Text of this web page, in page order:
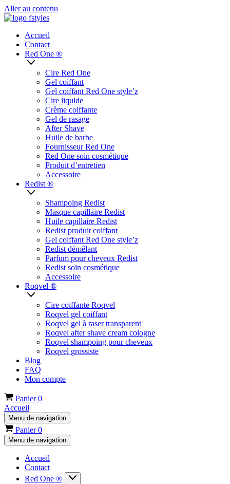
Aller au contenu
Accueil
Contact
Red One ®
Cire Red One
Gel coiffant
Gel coiffant Red One style’z
Cire liquide
Crème coiffante
Gel de rasage
After Shave
Huile de barbe
Fournisseur Red One
Red One soin cosmétique
Produit d’entretien
Accessoire
Redist ®
Shampoing Redist
Masque capillaire Redist
Huile capillaire Redist
Redist produit coiffant
Gel coiffant Red One style’z
Redist démêlant
Parfum pour cheveux Redist
Redist soin cosmétique
Accessoire
Roqvel ®
Cire coiffante Roqvel
Roqvel gel coiffant
Roqvel gel à raser transparent
Roqvel after shave cream cologne
Roqvel shampoing pour cheveux
Roqvel grossiste
Blog
FAQ
Mon compte
Panier0
Accueil
Menu de navigation
Panier0
Menu de navigation
Accueil
Contact
Red One ®